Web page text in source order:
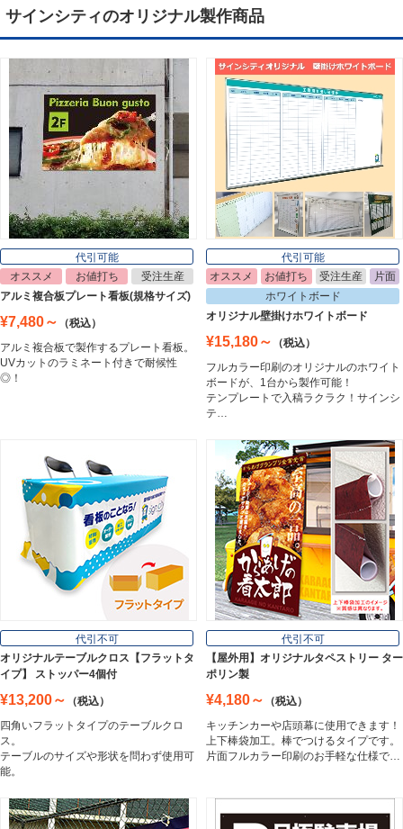
ライトパネル
Light Panel
ポスターフレーム
Poster Frame
イーゼル
Easel
ホワイトボード
White Board
プレート看板
Plate Board
壁面看板
Wall Sign
フロアサイン／路面表示
Floor / Road Surface Sign
アルミ複合板
Aluminum Composite Board
スチレンボード
Styrene Board
サインシティのオリジナル製作商品
代引可能
オススメ
お値打ち
受注生産
アルミ複合板プレート看板(規格サイズ)
¥7,480～
（税込）
アルミ複合板で製作するプレート看板。
UVカットのラミネート付きで耐候性
◎！
代引可能
オススメ
お値打ち 受注生産
片面
ホワイトボード
オリジナル壁掛けホワイトボード
¥15,180～
（税込）
フルカラー印刷のオリジナルのホワイト
ボードが、1台から製作可能！
テンプレートで入稿ラクラク！サインシ
テ…
代引不可
オリジナルテーブルクロス【フラットタ
イプ】 ストッパー4個付
¥13,200～
（税込）
四角いフラットタイプのテーブルクロ
ス。
テーブルのサイズや形状を問わず使用可
能。
代引不可
【屋外用】オリジナルタペストリー ター
ポリン製
¥4,180～
（税込）
キッチンカーや店頭幕に使用できます！
上下棒袋加工。棒でつけるタイプです。
片面フルカラー印刷のお手軽な仕様で…